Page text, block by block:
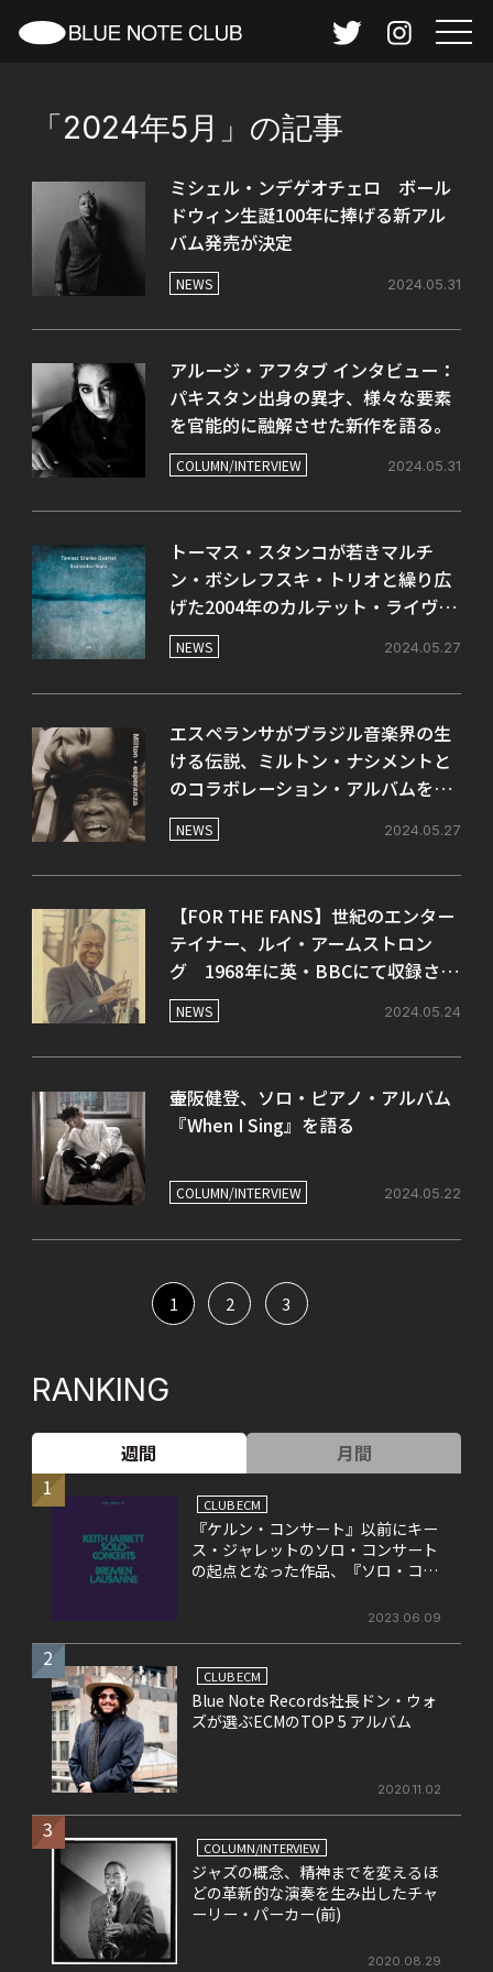
「2024年5月」の記事
ミシェル・ンデゲオチェロ ボール
ドウィン生誕100年に捧げる新アル
バム発売が決定
NEWS 2024.05.31
アルージ・アフタブ インタビュー：
パキスタン出身の異才、様々な要素
を官能的に融解させた新作を語る。
COLUMN/INTERVIEW 2024.05.31
トーマス・スタンコが若きマルチ
ン・ボシレフスキ・トリオと繰り広
げた2004年のカルテット・ライヴ音
源が6月にリリース。
NEWS 2024.05.27
エスペランサがブラジル音楽界の生
ける伝説、ミルトン・ナシメントと
のコラボレーション・アルバムを8月
にリリース！
NEWS 2024.05.27
【FOR THE FANS】世紀のエンター
テイナー、ルイ・アームストロン
グ 1968年に英・BBCにて収録され
たライヴ盤をリリース！
NEWS 2024.05.24
壷阪健登、ソロ・ピアノ・アルバム
『When I Sing』を語る
COLUMN/INTERVIEW 2024.05.22
1 2 3
RANKING
週間
月間
1
CLUB ECM
『ケルン・コンサート』以前にキー
ス・ジャレットのソロ・コンサート
の起点となった作品、『ソロ・コン
2023.06.09
2
CLUB ECM
Blue Note Records社長ドン・ウォ
ズが選ぶECMのTOP 5 アルバム
2020.11.02
3
COLUMN/INTERVIEW
ジャズの概念、精神までを変えるほ
どの革新的な演奏を生み出したチャ
ーリー・パーカー(前)
2020.08.29